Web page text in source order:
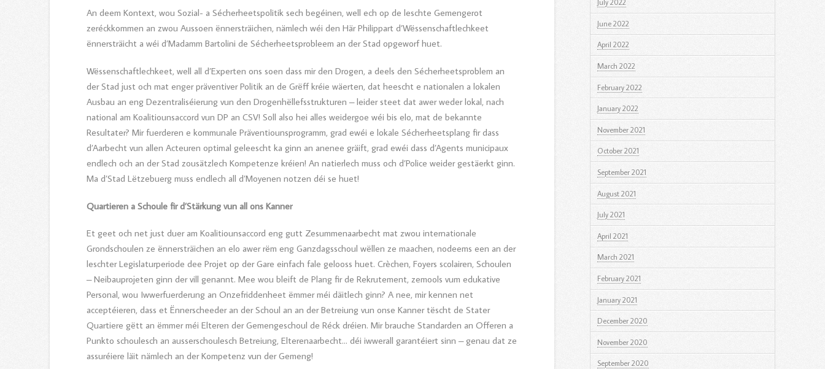
An deem Kontext, wou Sozial- a Sécherheetspolitik sech begéinen, well ech op de leschte Gemengerot
zeréckkommen an zwou Aussoen ënnersträichen, nämlech wéi den Här Philippart d’Wëssenschaftlechkeet
ënnersträicht a wéi d’Madamm Bartolini de Sécherheetsprobleem an der Stad opgeworf huet.
Wëssenschaftlechkeet, well all d’Experten ons soen dass mir den Drogen, a deels den Sécherheetsproblem an
der Stad just och mat enger präventiver Politik an de Grëff kréie wäerten, dat heescht e nationalen a lokalen
Ausbau an eng Dezentraliséierung vun den Drogenhëllefsstrukturen – leider steet dat awer weder lokal, nach
national am Koalitiounsaccord vun DP an CSV! Soll also hei alles weidergoe wéi bis elo, mat de bekannte
Resultater? Mir fuerderen e kommunale Präventiounsprogramm, grad ewéi e lokale Sécherheetsplang fir dass
d’Aarbecht vun allen Acteuren optimal geleescht ka ginn an anenee gräift, grad ewéi dass d’Agents municipaux
endlech och an der Stad zousätzlech Kompetenze kréien! An natierlech muss och d’Police weider gestäerkt ginn.
Ma d’Stad Lëtzebuerg muss endlech all d’Moyenen notzen déi se huet!
Quartieren a Schoule fir d’Stärkung vun all ons Kanner
Et geet och net just duer am Koalitiounsaccord eng gutt Zesummenaarbecht mat zwou internationale
Grondschoulen ze ënnersträichen an elo awer rëm eng Ganzdagsschoul wëllen ze maachen, nodeems een an der
leschter Legislaturperiode dee Projet op der Gare einfach fale gelooss huet. Crèchen, Foyers scolairen, Schoulen
– Neibauprojeten ginn der vill genannt. Mee wou bleift de Plang fir de Rekrutement, zemools vum edukative
Personal, wou Iwwerfuerderung an Onzefriddenheet ëmmer méi däitlech ginn? A nee, mir kennen net
acceptéieren, dass et Ënnerscheeder an der Schoul an an der Betreiung vun onse Kanner tëscht de Stater
Quartiere gëtt an ëmmer méi Elteren der Gemengeschoul de Réck dréien. Mir brauche Standarden an Offeren a
Punkto schoulesch an ausserschoulesch Betreiung, Elterenaarbecht… déi iwwerall garantéiert sinn – genau dat ze
assuréiere läit nämlech an der Kompetenz vun der Gemeng!
July 2022
June 2022
April 2022
March 2022
February 2022
January 2022
November 2021
October 2021
September 2021
August 2021
July 2021
April 2021
March 2021
February 2021
January 2021
December 2020
November 2020
September 2020